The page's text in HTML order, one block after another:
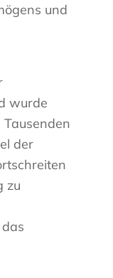
und
wurde
der
zu